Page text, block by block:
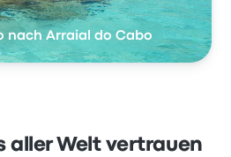
nach Arraial do Cabo
aller Welt vertrauen